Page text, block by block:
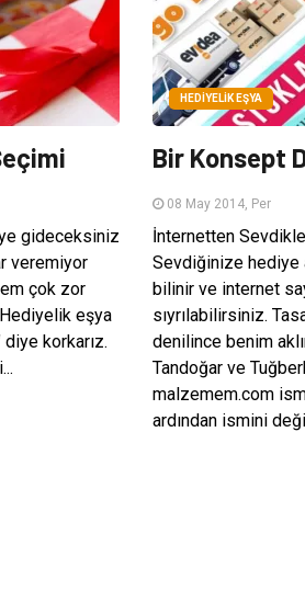
gideceksiniz
veremiyor
çok zor
eşya
korkarız.
HEDIYELIK EŞYA
Bir Konsept
08 May 2014, Per
İnternetten
Sevdiğinize hediye
bilinir ve internet
sıyrılabilirsiniz.
denilince benim
Tandoğar ve
malzemem.com
ardından ismini